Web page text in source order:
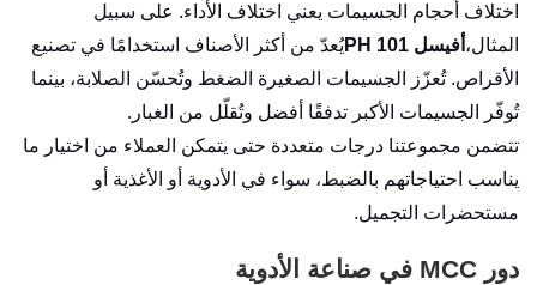
اختلاف أحجام الجسيمات يعني اختلاف الأداء. على سبيل
المثال، أفيسل PH 101
يُعدّ من أكثر الأصناف استخدامًا في تصنيع
الأقراص. تُعزّز الجسيمات الصغيرة الضغط وتُحسّن الصلابة، بينما
تُوفّر الجسيمات الأكبر تدفقًا أفضل وتُقلّل من الغبار.
تتضمن مجموعتنا درجات متعددة حتى يتمكن العملاء من اختيار ما
يناسب احتياجاتهم بالضبط، سواء في الأدوية أو الأغذية أو
مستحضرات التجميل.
دور MCC في صناعة الأدوية